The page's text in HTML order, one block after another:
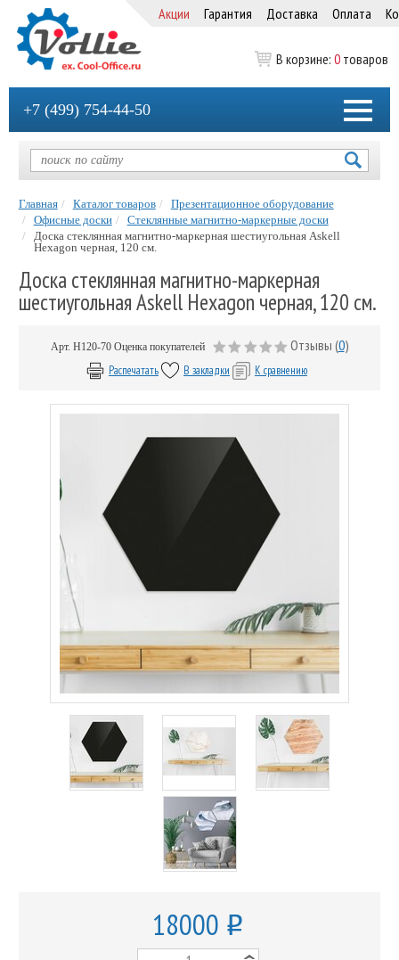
Акции Гарантия Доставка Оплата
В корзине: 0 товаров
+7 (499) 754-44-50
Главная Каталог товаров
Презентационное оборудование
Офисные доски
Стеклянные магнитно-маркерные доски
Доска стеклянная магнитно-маркерная шестиугольная Askell
Hexagon черная, 120 см.
Доска стеклянная магнитно-маркерная
шестиугольная Askell Hexagon черная, 120 см.
Арт. H120-70 Оценка покупателей Отзывы (0)
Распечатать В закладки К сравнению
18000 o